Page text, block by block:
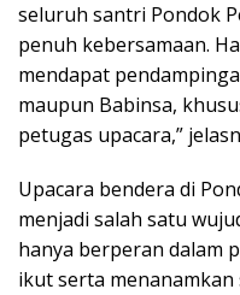
seluruh santri Pondok
penuh kebersamaan.
mendapat
maupun Babinsa,
petugas upacara,”
Upacara bendera di
menjadi salah satu
hanya berperan dalam
ikut serta